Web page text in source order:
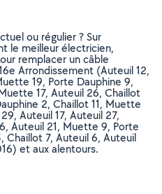
ou régulier ? Sur
le meilleur électricien,
remplacer un câble
Arrondissement (Auteuil 12,
19, Porte Dauphine 9,
17, Auteuil 26, Chaillot
2, Chaillot 11, Muette
Auteuil 17, Auteuil 27,
Auteuil 21, Muette 9, Porte
Chaillot 7, Auteuil 6, Auteuil
et aux alentours.